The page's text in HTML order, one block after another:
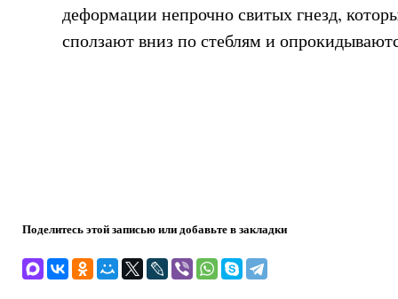
деформации непрочно свитых гнезд,
сползают вниз по стеблям и
Поделитесь этой записью или добавьте в закладки